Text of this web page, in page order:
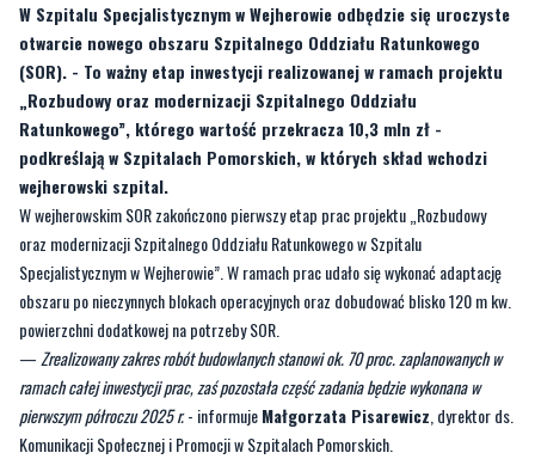
W Szpitalu Specjalistycznym w Wejherowie odbędzie się uroczyste
otwarcie nowego obszaru Szpitalnego Oddziału Ratunkowego
(SOR). - To ważny etap inwestycji realizowanej w ramach projektu
„Rozbudowy oraz modernizacji Szpitalnego Oddziału
Ratunkowego”, którego wartość przekracza 10,3 mln zł -
podkreślają w Szpitalach Pomorskich, w których skład wchodzi
wejherowski szpital.
W wejherowskim SOR zakończono pierwszy etap prac projektu „Rozbudowy
oraz modernizacji Szpitalnego Oddziału Ratunkowego w Szpitalu
Specjalistycznym w Wejherowie”. W ramach prac udało się wykonać adaptację
obszaru po nieczynnych blokach operacyjnych oraz dobudować blisko 120 m kw.
powierzchni dodatkowej na potrzeby SOR.
—Zrealizowany zakres robót budowlanych stanowi ok. 70 proc. zaplanowanych w
ramach całej inwestycji prac, zaś pozostała część zadania będzie wykonana w
pierwszym półroczu 2025 r.- informujeMałgorzata Pisarewicz, dyrektor ds.
Komunikacji Społecznej i Promocji w Szpitalach Pomorskich.